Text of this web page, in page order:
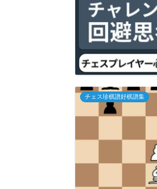
チェス珍棋譜好棋譜集